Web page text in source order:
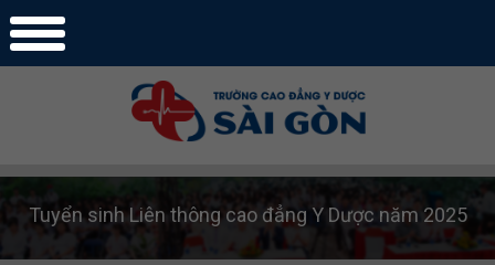
Tuyển sinh Liên thông cao đẳng Y Dược năm 2025